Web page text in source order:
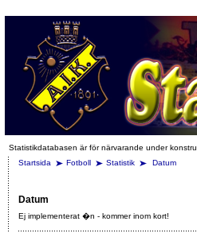
Statistikdatabasen är för närvarande under
Startsida
Fotboll Statistik Datum
Datum
Ej implementerat �n - kommer inom kort!